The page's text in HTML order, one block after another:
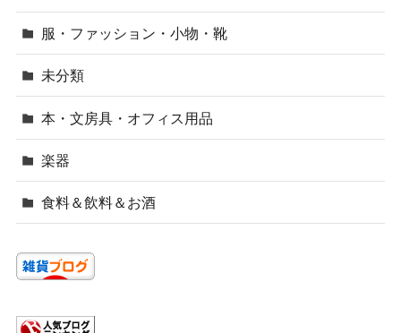
服・ファッション・小物・靴
未分類
本・文房具・オフィス用品
楽器
食料＆飲料＆お酒